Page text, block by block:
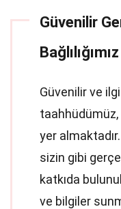
Güvenilir
Bağlılığımız
Güvenilir ve
taahhüdümüz,
yer
sizin gibi
katkıda
ve bilgiler